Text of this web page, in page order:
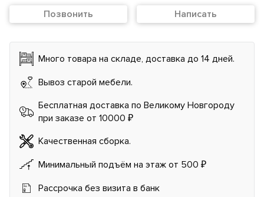
Позвонить Написать
Много товара на складе, доставка до 14 дней.
Вывоз старой мебели.
Бесплатная доставка по Великому Новгороду
при заказе от 10000 ₽
Качественная сборка.
Минимальный подъём на этаж от 500 ₽
Рассрочка без визита в банк